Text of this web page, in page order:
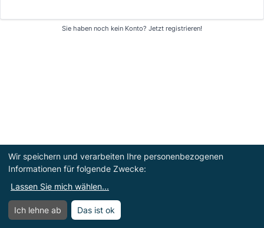
Menü öffnen
Sie haben noch kein Konto? Jetzt registrieren!
Wir speichern und verarbeiten Ihre personenbezogenen
Informationen für folgende Zwecke:
Lassen Sie mich wählen...
Ich lehne ab Das ist ok